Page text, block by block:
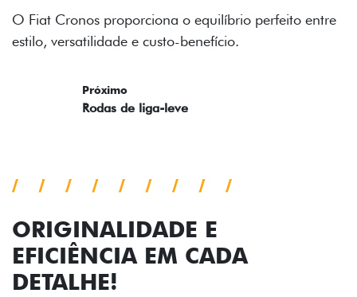
entre
ORIGINALIDADE E
EFICIÊNCIA EM CADA
DETALHE!